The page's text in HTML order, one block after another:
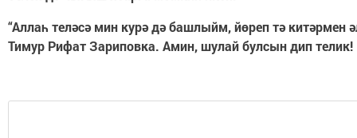
“Аллаһ теләсә мин курә дә башлыйм, йөреп тә китәрмен
Тимур Рифат Зариповка. Амин, шулай булсын дип телик!